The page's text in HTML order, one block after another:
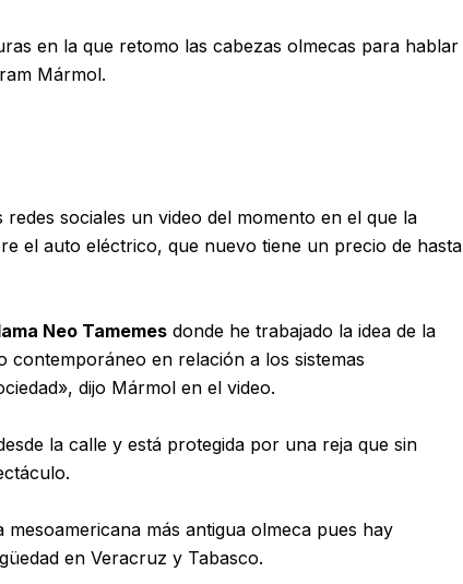
en la que retomo las cabezas olmecas para hablar
Mármol.
sociales un video del momento en el que la
el auto eléctrico, que nuevo tiene un precio de hasta
Neo Tamemes donde he trabajado la idea de la
contemporáneo en relación a los sistemas
dijo Mármol en el video.
la calle y está protegida por una reja que sin
más antigua olmeca pues hay
en Veracruz y Tabasco.